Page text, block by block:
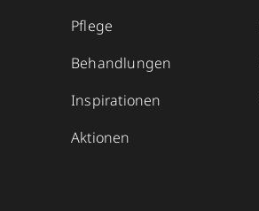
Pflege
Behandlungen
Inspirationen
Aktionen